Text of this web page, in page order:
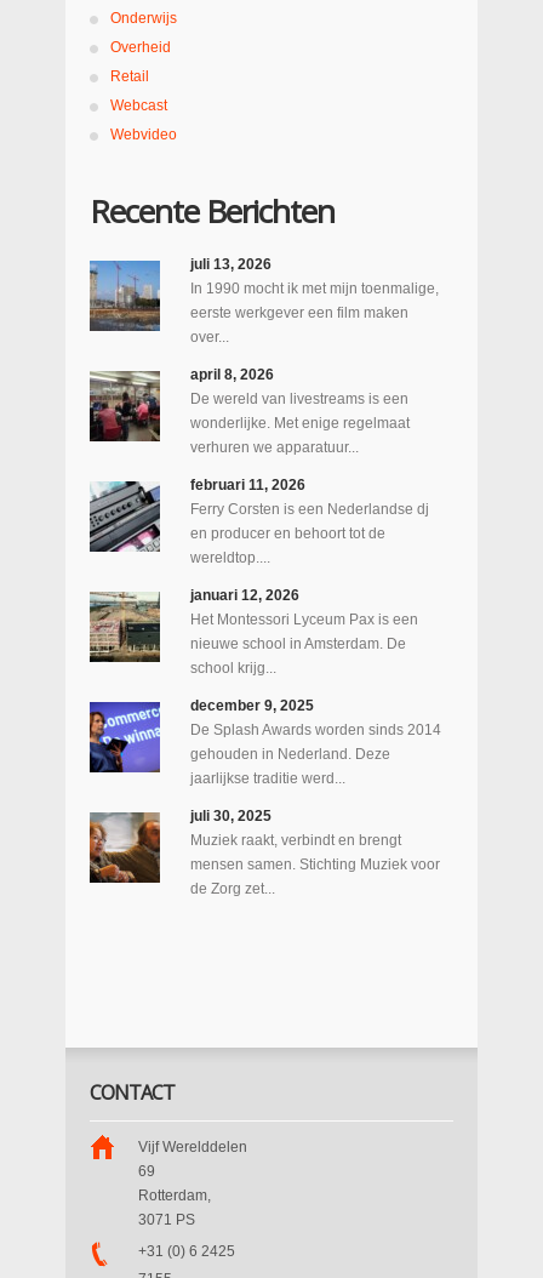
Onderwijs
Overheid
Retail
Webcast
Webvideo
Recente Berichten
juli 13, 2026
In 1990 mocht ik met mijn toenmalige,
eerste werkgever een film maken
over...
april 8, 2026
De wereld van livestreams is een
wonderlijke. Met enige regelmaat
verhuren we apparatuur...
februari 11, 2026
Ferry Corsten is een Nederlandse dj
en producer en behoort tot de
wereldtop....
januari 12, 2026
Het Montessori Lyceum Pax is een
nieuwe school in Amsterdam. De
school krijg...
december 9, 2025
De Splash Awards worden sinds 2014
gehouden in Nederland. Deze
jaarlijkse traditie werd...
juli 30, 2025
Muziek raakt, verbindt en brengt
mensen samen. Stichting Muziek voor
de Zorg zet...
CONTACT
Vijf Werelddelen
69
Rotterdam,
3071 PS
+31 (0) 6 2425